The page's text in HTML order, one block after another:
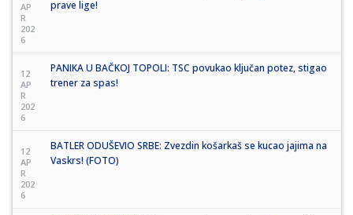
AP
R
202
6
prave lige!
12
AP
R
202
6
PANIKA U BAČKOJ TOPOLI: TSC povukao ključan potez, stigao
trener za spas!
12
AP
R
202
6
BATLER ODUŠEVIO SRBE: Zvezdin košarkaš se kucao jajima na
Vaskrs! (FOTO)